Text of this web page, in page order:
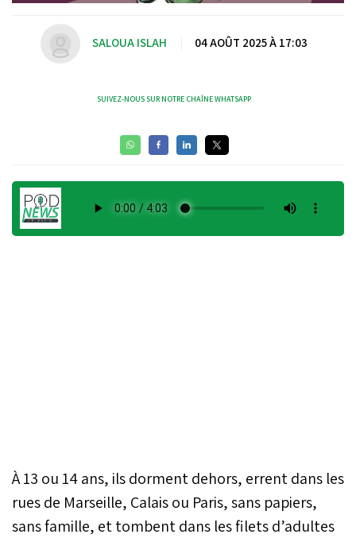
SALOUA ISLAH 04 AOÛT 2025 À 17:03
SUIVEZ-NOUS SUR NOTRE CHAÎNE WHATSAPP
À 13 ou 14 ans, ils dorment dehors, errent dans les
rues de Marseille, Calais ou Paris, sans papiers,
sans famille, et tombent dans les filets d’adultes